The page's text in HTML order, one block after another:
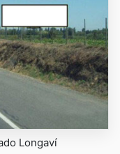
Longaví